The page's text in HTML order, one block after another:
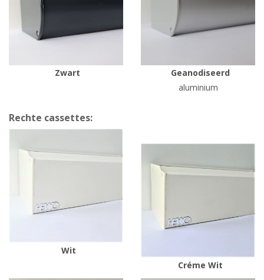
Zwart
Geanodiseerd
aluminium
Rechte cassettes:
Wit
Créme Wit